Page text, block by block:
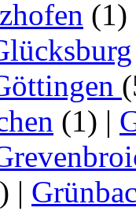
(1)
(1) |
|